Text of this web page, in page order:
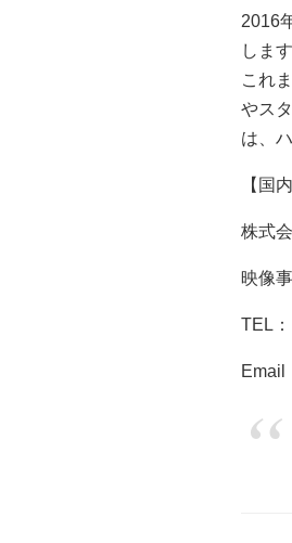
2016
しま
これ
やス
は、
【国
株式
映像
TEL：
Email